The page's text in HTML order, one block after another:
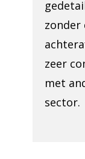
zonder
zeer
met
sector.